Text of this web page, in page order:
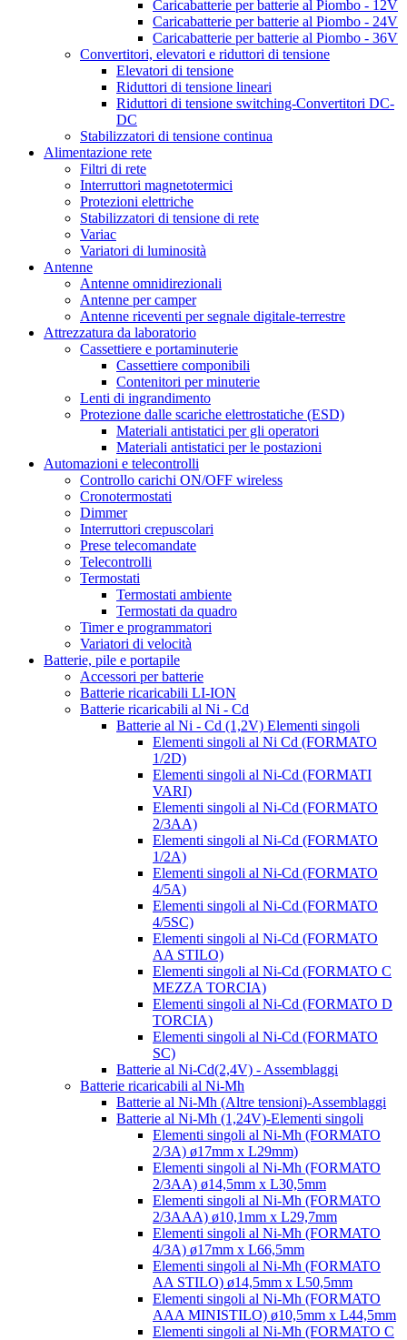
Caricabatterie per batterie al Piombo - 12V
Caricabatterie per batterie al Piombo - 24V
Caricabatterie per batterie al Piombo - 36V
Convertitori, elevatori e riduttori di tensione
Elevatori di tensione
Riduttori di tensione lineari
Riduttori di tensione switching-Convertitori DC-
DC
Stabilizzatori di tensione continua
Alimentazione rete
Filtri di rete
Interruttori magnetotermici
Protezioni elettriche
Stabilizzatori di tensione di rete
Variac
Variatori di luminosità
Antenne
Antenne omnidirezionali
Antenne per camper
Antenne riceventi per segnale digitale-terrestre
Attrezzatura da laboratorio
Cassettiere e portaminuterie
Cassettiere componibili
Contenitori per minuterie
Lenti di ingrandimento
Protezione dalle scariche elettrostatiche (ESD)
Materiali antistatici per gli operatori
Materiali antistatici per le postazioni
Automazioni e telecontrolli
Controllo carichi ON/OFF wireless
Cronotermostati
Dimmer
Interruttori crepuscolari
Prese telecomandate
Telecontrolli
Termostati
Termostati ambiente
Termostati da quadro
Timer e programmatori
Variatori di velocità
Batterie, pile e portapile
Accessori per batterie
Batterie ricaricabili LI-ION
Batterie ricaricabili al Ni - Cd
Batterie al Ni - Cd (1,2V) Elementi singoli
Elementi singoli al Ni Cd (FORMATO
1/2D)
Elementi singoli al Ni-Cd (FORMATI
VARI)
Elementi singoli al Ni-Cd (FORMATO
2/3AA)
Elementi singoli al Ni-Cd (FORMATO
1/2A)
Elementi singoli al Ni-Cd (FORMATO
4/5A)
Elementi singoli al Ni-Cd (FORMATO
4/5SC)
Elementi singoli al Ni-Cd (FORMATO
AA STILO)
Elementi singoli al Ni-Cd (FORMATO C
MEZZA TORCIA)
Elementi singoli al Ni-Cd (FORMATO D
TORCIA)
Elementi singoli al Ni-Cd (FORMATO
SC)
Batterie al Ni-Cd(2,4V) - Assemblaggi
Batterie ricaricabili al Ni-Mh
Batterie al Ni-Mh (Altre tensioni)-Assemblaggi
Batterie al Ni-Mh (1,24V)-Elementi singoli
Elementi singoli al Ni-Mh (FORMATO
2/3A) ø17mm x L29mm)
Elementi singoli al Ni-Mh (FORMATO
2/3AA) ø14,5mm x L30,5mm
Elementi singoli al Ni-Mh (FORMATO
2/3AAA) ø10,1mm x L29,7mm
Elementi singoli al Ni-Mh (FORMATO
4/3A) ø17mm x L66,5mm
Elementi singoli al Ni-Mh (FORMATO
AA STILO) ø14,5mm x L50,5mm
Elementi singoli al Ni-Mh (FORMATO
AAA MINISTILO) ø10,5mm x L44,5mm
Elementi singoli al Ni-Mh (FORMATO C